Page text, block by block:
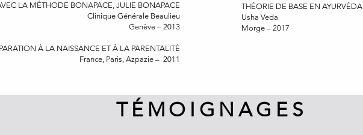
LA MÉTHODE BONAPACE, JULIE BONAPACE
Clinique Générale Beaulieu
Genève – 2013
À LA NAISSANCE ET À LA PARENTALITÉ
France, Paris, Azpazie – 2011
THÉORIE DE BASE EN AYURVÉDA
Usha Veda
Morge – 2017
TÉMOIGNAGES